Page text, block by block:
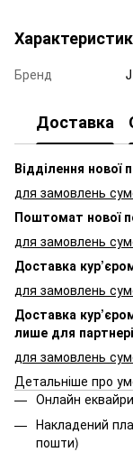
Бренд
Доставка
Відділення нової
для замовлень
Поштомат нової
для замовлень
Доставка
для замовлень
Доставка
лише для
для замовлень
Детальніше про
Онлайн
Накладений
пошти)